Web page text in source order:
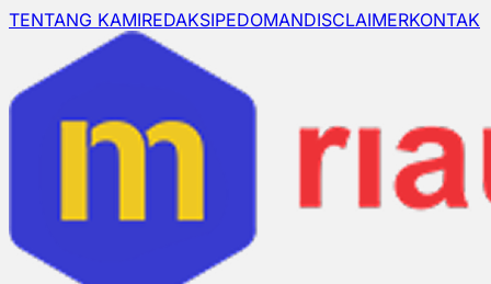
TENTANG KAMIREDAKSIPEDOMANDISCLAIMERKONTAK